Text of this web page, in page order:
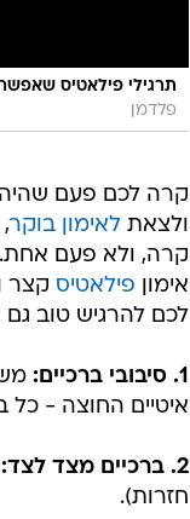
תרגילי פילאטיס
פלדמן
קרה לכם פעם שהיה
ולצאת לאימון בוקר,
קרה, ולא פעם אחת.
אימון פילאטיס קצר
לכם להרגיש טוב גם אם
1. סיבובי ברכיים:
איטיים החוצה - כל ברך
2. ברכיים מצד לצד:
חזרות).